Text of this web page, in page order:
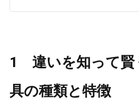
1 違いを知って賢
具の種類と特徴